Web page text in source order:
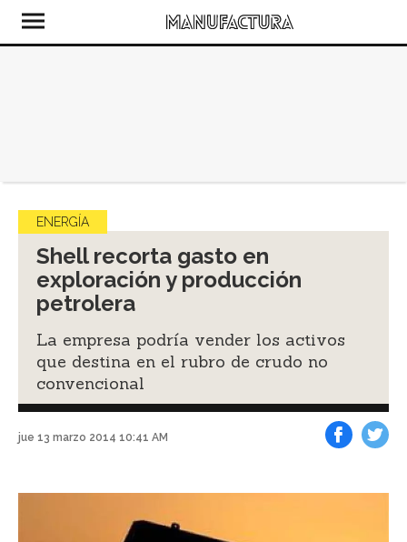
ENERGÍA
Shell recorta gasto en
exploración y producción
petrolera
La empresa podría vender los activos
que destina en el rubro de crudo no
convencional
jue 13 marzo 2014 10:41 AM